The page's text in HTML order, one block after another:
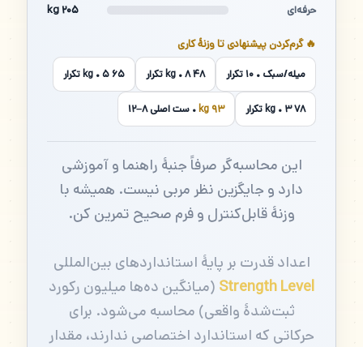
حرفه‌ای ۲۰۵ kg
🔥 گرم‌کردن پیشنهادی تا وزنهٔ کاری
میله/سبک • ۱۰ تکرار ۴۸ kg • ۸ تکرار ۶۵ kg • ۵ تکرار
۷۸ kg • ۳ تکرار ۹۳ kg • ست اصلی ۸–۱۲
این محاسبه‌گر صرفاً جنبهٔ راهنما و آموزشی
دارد و جایگزین نظر مربی نیست. همیشه با
وزنهٔ قابل‌کنترل و فرم صحیح تمرین کن.
اعداد قدرت بر پایهٔ استانداردهای بین‌المللی
Strength Level (میانگین ده‌ها میلیون رکورد
ثبت‌شدهٔ واقعی) محاسبه می‌شود. برای
حرکاتی که استاندارد اختصاصی ندارند، مقدار